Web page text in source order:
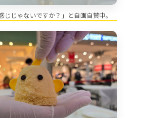
じじゃないですか？」と自画自賛中。